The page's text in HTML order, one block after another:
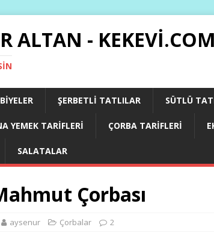
ALTAN - KEKEVI.COM
ŞERBETLI TATLILAR SÜTLÜ
YEMEK TARIFLERI ÇORBA TARIFLERI
SALATALAR
Çorbası
aysenur Çorbalar 2